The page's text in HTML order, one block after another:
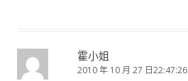
霍小姐
2010 年 10 月 27 日22:47:26